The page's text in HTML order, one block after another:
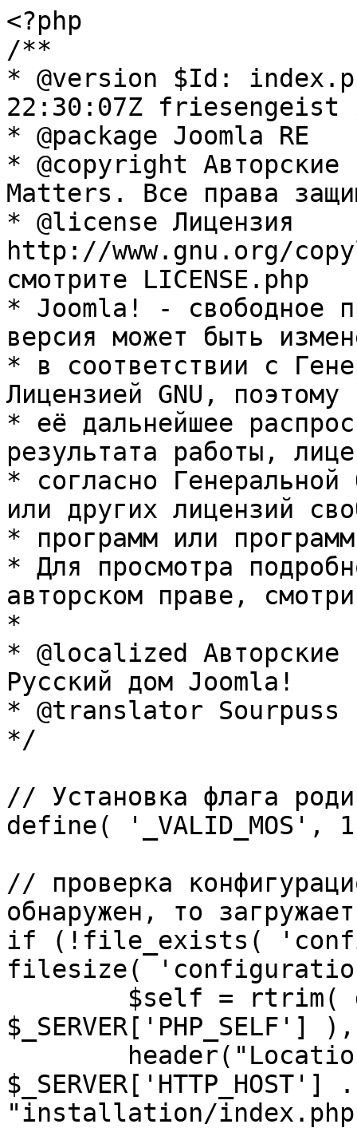
<?php
/**
* @version $Id:
22:30:07Z friesengeist
* @package Joomla RE
* @copyright Авторские
Matters. Все права
* @license Лицензия
http://www.gnu.org/
смотрите LICENSE.php
* Joomla! - свободное
версия может быть
* в соответствии с
Лицензией GNU, поэтому
* её дальнейшее
результата работы,
* согласно Генеральной
или других лицензий
* программ или
* Для просмотра
авторском праве,
*
* @localized Авторские
Русский дом Joomla!
* @translator Sourpuss
*/
// Установка флага
define( '_VALID_MOS',
// проверка
обнаружен, то
if (!file_exists(
filesize(
"installation/